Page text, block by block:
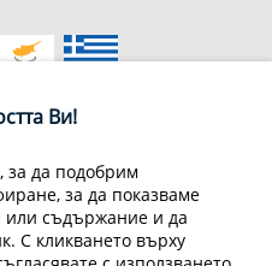
за доставка
Общи условия
Често задавани въпроси
Ви!
за да подобрим
за да показваме
или съдържание и да
С кликването върху